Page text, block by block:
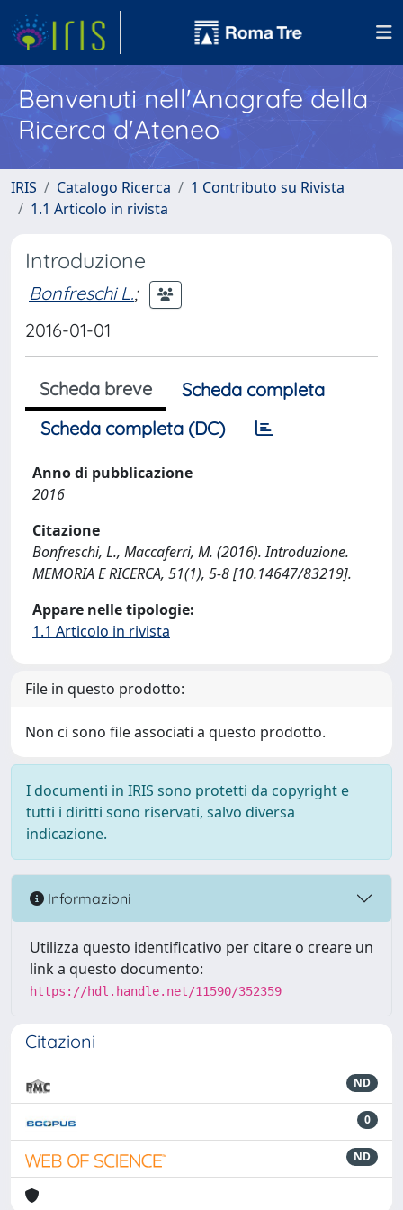
Benvenuti nell'Anagrafe della
Ricerca d'Ateneo
IRIS Catalogo Ricerca
1 Contributo su Rivista
1.1 Articolo in rivista
Introduzione
Bonfreschi L.;
2016-01-01
Scheda breve
Scheda completa
Scheda completa (DC)
Anno di pubblicazione
2016
Citazione
Bonfreschi, L., Maccaferri, M. (2016). Introduzione.
MEMORIA E RICERCA, 51(1), 5-8 [10.14647/83219].
Appare nelle tipologie:
1.1 Articolo in rivista
File in questo prodotto:
Non ci sono file associati a questo prodotto.
I documenti in IRIS sono protetti da copyright e
tutti i diritti sono riservati, salvo diversa
indicazione.
Informazioni
Utilizza questo identificativo per citare o creare un
link a questo documento:
https://hdl.handle.net/11590/352359
Citazioni
ND
0
ND